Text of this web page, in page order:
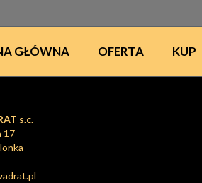
GŁÓWNA OFERTA KUP
s.c.
17